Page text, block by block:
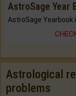
AstroSage Year
Astrological
problems